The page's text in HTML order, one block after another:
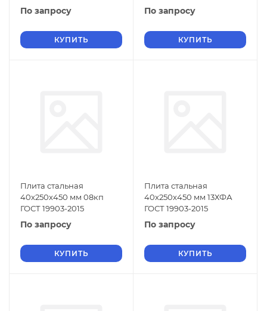
По запросу
КУПИТЬ
По запросу
КУПИТЬ
Плита стальная
40х250х450 мм 08кп
ГОСТ 19903-2015
По запросу
КУПИТЬ
Плита стальная
40х250х450 мм 13ХФА
ГОСТ 19903-2015
По запросу
КУПИТЬ